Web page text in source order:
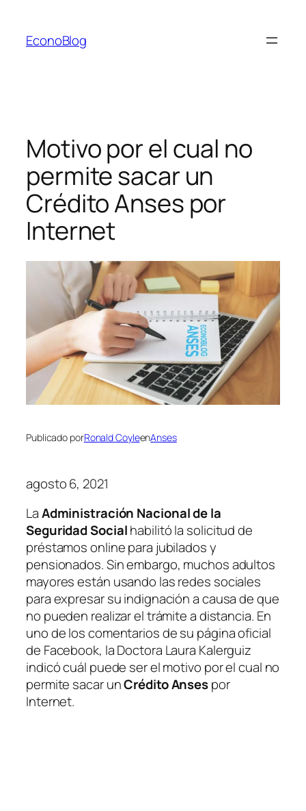
contenido
EconoBlog
Motivo por el cual no
permite sacar un
Crédito Anses por
Internet
Publicado porRonald CoyleenAnses
agosto 6, 2021
LaAdministración Nacional de la
Seguridad Socialhabilitó la solicitud de
préstamos online para jubilados y
pensionados. Sin embargo, muchos adultos
mayores están usando las redes sociales
para expresar su indignación a causa de que
no pueden realizar el trámite a distancia. En
uno de los comentarios de su página oficial
de Facebook, la Doctora Laura Kalerguiz
indicó cuál puede ser el motivo por el cual no
permite sacar unCrédito Ansespor
Internet.